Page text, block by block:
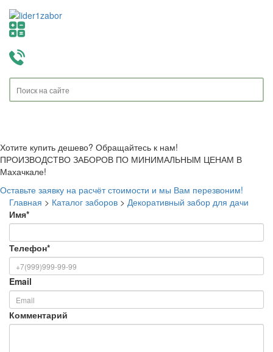
Хотите купить дешево? Обращайтесь к нам!
ПРОИЗВОДСТВО ЗАБОРОВ ПО МИНИМАЛЬНЫМ ЦЕНАМ В
Махачкале!
Оставьте заявку на расчёт стоимости и мы Вам перезвоним!
Главная > Каталог заборов > Декоративный забор для дачи
Имя*
Телефон*
Email
Комментарий